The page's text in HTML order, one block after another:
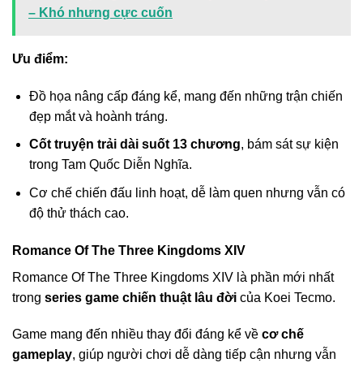
– Khó nhưng cực cuốn
Ưu điểm:
Đồ họa nâng cấp đáng kể, mang đến những trận chiến
đẹp mắt và hoành tráng.
Cốt truyện trải dài suốt 13 chương, bám sát sự kiện
trong Tam Quốc Diễn Nghĩa.
Cơ chế chiến đấu linh hoạt, dễ làm quen nhưng vẫn có
độ thử thách cao.
Romance Of The Three Kingdoms XIV
Romance Of The Three Kingdoms XIV là phần mới nhất
trong series game chiến thuật lâu đời của Koei Tecmo.
Game mang đến nhiều thay đổi đáng kể về cơ chế
gameplay, giúp người chơi dễ dàng tiếp cận nhưng vẫn